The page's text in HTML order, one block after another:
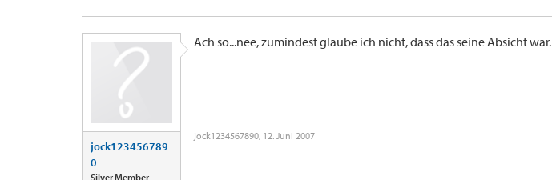
jock123456789
0
Silver Member
Ach so...nee, zumindest glaube ich nicht, dass das seine Absicht war.
jock1234567890, 12. Juni 2007